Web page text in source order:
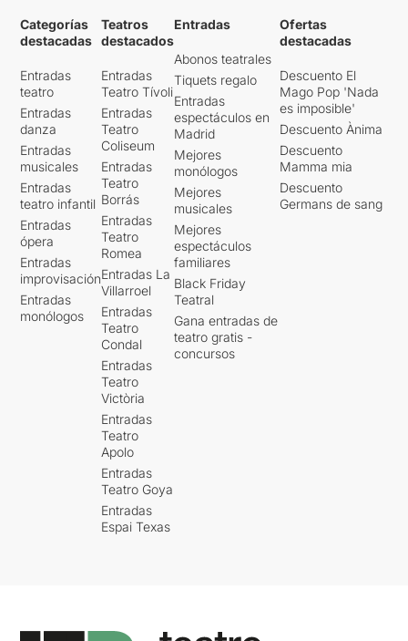
Categorías
destacadas
Entradas
teatro
Entradas
danza
Entradas
musicales
Entradas
teatro infantil
Entradas
ópera
Entradas
improvisación
Entradas
monólogos
Teatros
destacados
Entradas
Teatro Tívoli
Entradas
Teatro
Coliseum
Entradas
Teatro
Borrás
Entradas
Teatro
Romea
Entradas La
Villarroel
Entradas
Teatro
Condal
Entradas
Teatro
Victòria
Entradas
Teatro
Apolo
Entradas
Teatro Goya
Entradas
Espai Texas
Entradas
Abonos teatrales
Tiquets regalo
Entradas
espectáculos en
Madrid
Mejores
monólogos
Mejores
musicales
Mejores
espectáculos
familiares
Black Friday
Teatral
Gana entradas de
teatro gratis -
concursos
Ofertas
destacadas
Descuento El
Mago Pop 'Nada
es imposible'
Descuento Ànima
Descuento
Mamma mia
Descuento
Germans de sang